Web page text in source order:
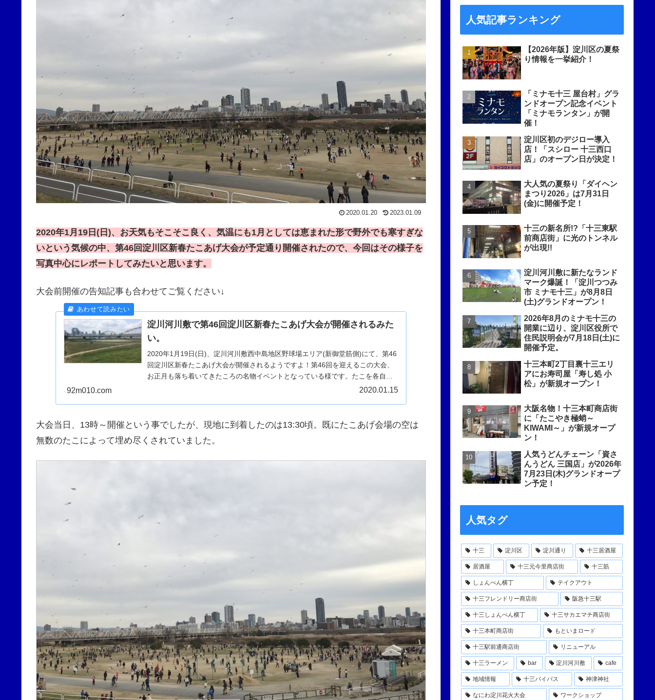
2020.01.20 2023.01.09
2020年1月19日(日)、お天気もそこそこ良く、気温にも1月としては恵まれた形で野外でも寒すぎな
いという気候の中、第46回淀川区新春たこあげ大会が予定通り開催されたので、今回はその様子を
写真中心にレポートしてみたいと思います。
大会前開催の告知記事も合わせてご覧ください↓
淀川河川敷で第46回淀川区新春たこあげ大会が開催されるみた
い。
2020年1月19日(日)、淀川河川敷西中島地区野球場エリア(新御堂筋側)にて、第46
回淀川区新春たこあげ大会が開催されるようですよ！第46回を迎えるこの大会、
お正月も落ち着いてきたころの名物イベントとなっている様です。たこを各自で
92m010.com 2020.01.15
大会当日、13時～開催という事でしたが、現地に到着したのは13:30頃。既にたこあげ会場の空は
無数のたこによって埋め尽くされていました。
人気記事ランキング
【2026年版】淀川区の夏祭
り情報を一挙紹介！
「ミナモ十三 屋台村」グラ
ンドオープン記念イベント
「ミナモランタン」が開
催！
淀川区初のデジロー導入
店！「スシロー 十三西口
店」のオープン日が決定！
大人気の夏祭り「ダイヘン
まつり2026」は7月31日
(金)に開催予定！
十三の新名所!?「十三東駅
前商店街」に光のトンネル
が出現!!
淀川河川敷に新たなランド
マーク爆誕！「淀川つつみ
市 ミナモ十三」が8月8日
(土)グランドオープン！
2026年8月のミナモ十三の
開業に辺り、淀川区役所で
住民説明会が7月18日(土)に
開催予定。
十三本町2丁目裏十三エリ
アにお寿司屋「寿し処 小
松」が新規オープン！
大阪名物！十三本町商店街
に「たこやき極蛸～
KIWAMI～」が新規オープ
ン！
人気うどんチェーン「資さ
んうどん 三国店」が2026年
7月23日(木)グランドオープ
ン予定！
人気タグ
十三 淀川区 淀川通り 十三居酒屋
居酒屋 十三元今里商店街 十三筋
しょんべん横丁 テイクアウト
十三フレンドリー商店街 阪急十三駅
十三しょんべん横丁 十三サカエマチ商店街
十三本町商店街 もといまロード
十三駅前通商店街 リニューアル
十三ラーメン bar 淀川河川敷 cafe
地域情報 十三バイパス 神津神社
なにわ淀川花火大会 ワークショップ